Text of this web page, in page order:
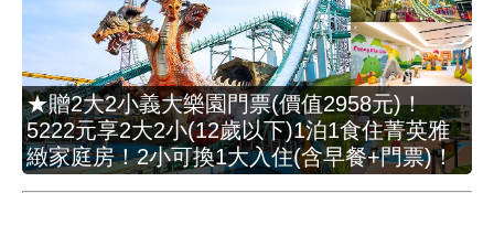
★贈2大2小義大樂園門票(價值2958元)！
5222元享2大2小(12歲以下)1泊1食住菁英雅
緻家庭房！2小可換1大入住(含早餐+門票)！